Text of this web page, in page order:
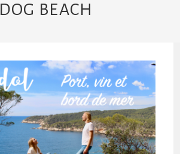
DOG BEACH